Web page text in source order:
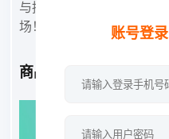
与持续发展的目标。即刻
场！
商品说明
账号登录